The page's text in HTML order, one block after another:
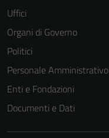
Uffici
Organi di Governo
Politici
Personale Amministrativo
Enti e Fondazioni
Documenti e Dati